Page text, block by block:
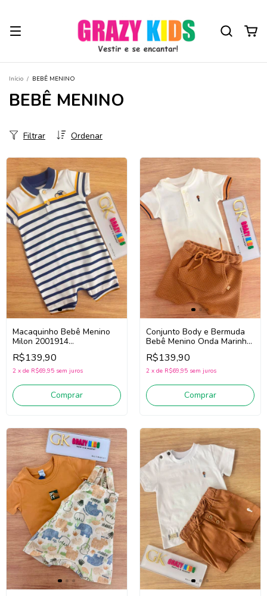
Início / BEBÊ MENINO
BEBÊ MENINO
Ordenar
Filtrar
Macaquinho Bebê Menino
Milon 2001914
(Azul/Branco)
R$139,90
2 x de R$69,95 sem juros
Comprar
Conjunto Body e Bermuda
Bebê Menino Onda Marinha
1263016 (Off
White/Marrom)
R$139,90
2 x de R$69,95 sem juros
Comprar